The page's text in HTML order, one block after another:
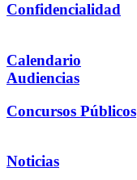
Confidencialidad
Calendario
Audiencias
Concursos Públicos
Noticias